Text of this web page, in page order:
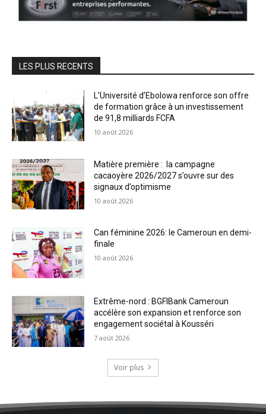
LES PLUS RECENTS
L’Université d’Ebolowa renforce son offre
de formation grâce à un investissement
de 91,8 milliards FCFA
10 août 2026
Matière première : la campagne
cacaoyère 2026/2027 s’ouvre sur des
signaux d’optimisme
10 août 2026
Can féminine 2026: le Cameroun en demi-
finale
10 août 2026
Extrême-nord : BGFIBank Cameroun
accélère son expansion et renforce son
engagement sociétal à Kousséri
7 août 2026
Voir plus